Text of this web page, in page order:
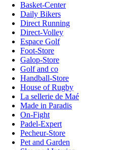
Basket-Center
Daily Bikers
Direct Running
Direct-Volley
Espace Golf
Foot-Store
Galop-Store
Golf and co
Handball-Store
House of Rugby
La sellerie de Maé
Made in Paradis
On-Fight
Padel-Expert
Pecheur-Store
Pet and Garden